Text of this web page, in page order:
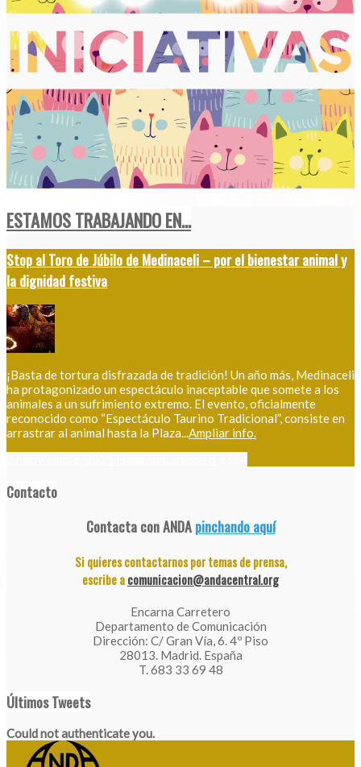
ESTAMOS TRABAJANDO EN...
Stop al Toro de Júbilo de Medinaceli – por el bienestar animal y
la dignidad festiva
¡Basta de tortura disfrazada de tradición! Un año más, Medinaceli
ha protagonizado un espectáculo inaceptable que somete a los
animales a un sufrimiento extremo. El evento, oficialmente
reconocido como “Espectáculo Taurino Tradicional”, consiste en
arrastrar al animal hasta la Plaza...Ampliar info.
Contacto
Contacta con ANDApinchando aquí
Si quieres contactarnos por temas de prensa,
escribe acomunicacion@andacentral.org
Encarna Carretero
Departamento de Comunicación
Dirección: C/ Gran Vía, 6. 4º Piso
28013. Madrid. España
T. 683 33 69 48
Últimos Tweets
Could not authenticate you.